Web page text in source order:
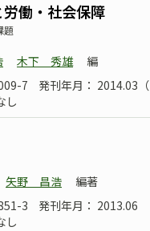
働・社会保障
題
木下 秀雄
編
7
発刊年月： 2014.03
し
矢野 昌浩
編著
3
発刊年月： 2013.06
し